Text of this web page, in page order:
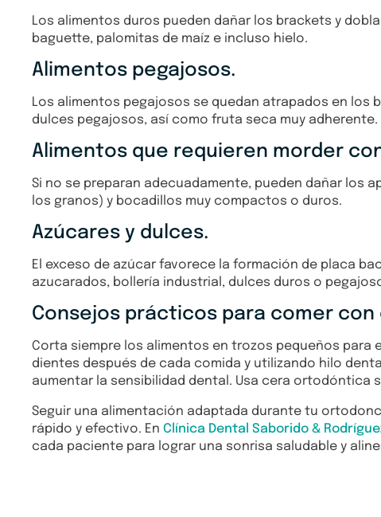
Los alimentos duros pueden dañar los brackets y
baguette, palomitas de maíz e incluso hielo.
Alimentos pegajosos.
Los alimentos pegajosos se quedan atrapados en los
dulces pegajosos, así como fruta seca muy adherente.
Alimentos que requieren morder
Si no se preparan adecuadamente, pueden dañar los
los granos) y bocadillos muy compactos o duros.
Azúcares y dulces.
El exceso de azúcar favorece la formación de placa
azucarados, bollería industrial, dulces duros o
Consejos prácticos para comer
Corta siempre los alimentos en trozos pequeños
dientes después de cada comida y utilizando hilo
aumentar la sensibilidad dental. Usa cera
Seguir una alimentación adaptada durante tu
rápido y efectivo. En Clínica Dental Saborido & Rodrígue
cada paciente para lograr una sonrisa saludable y